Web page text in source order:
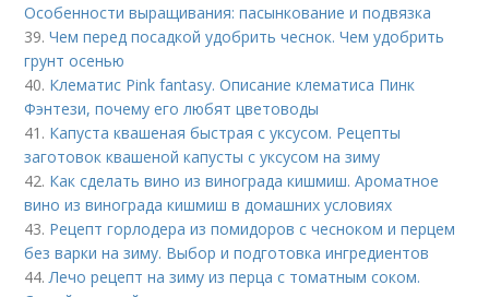
Особенности выращивания: пасынкование и подвязка
39.Чем перед посадкой удобрить чеснок. Чем удобрить
грунт осенью
40. Клематис Pink fantasy. Описание клематиса Пинк
Фэнтези, почему его любят цветоводы
41. Капуста квашеная быстрая с уксусом. Рецепты
заготовок квашеной капусты с уксусом на зиму
42. Как сделать вино из винограда кишмиш. Ароматное
вино из винограда кишмиш в домашних условиях
43. Рецепт горлодера из помидоров с чесноком и перцем
без варки на зиму. Выбор и подготовка ингредиентов
44.Лечо рецепт на зиму из перца с томатным соком.